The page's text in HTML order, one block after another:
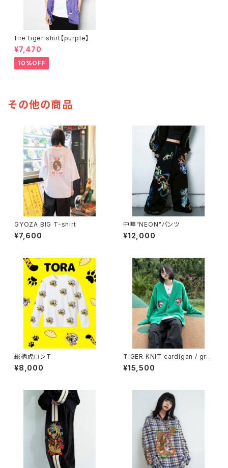
fire tiger shirt【purple】
¥7,470
10%OFF
その他の商品
GYOZA BIG T-shirt
¥7,600
中華"NEON"パンツ
¥12,000
総柄虎ロンT
¥8,000
TIGER KNIT cardigan / gre
en
¥15,500